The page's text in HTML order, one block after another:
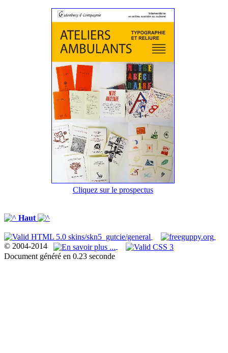
Cliquez sur le prospectus
Haut
© 2004-2014
Document généré en 0.23 seconde